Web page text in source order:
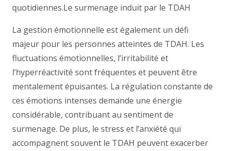
quotidiennes.Le surmenage induit par le TDAH
La gestion émotionnelle est également un défi
majeur pour les personnes atteintes de TDAH. Les
fluctuations émotionnelles, l’irritabilité et
l’hyperréactivité sont fréquentes et peuvent être
mentalement épuisantes. La régulation constante de
ces émotions intenses demande une énergie
considérable, contribuant au sentiment de
surmenage. De plus, le stress et l’anxiété qui
accompagnent souvent le TDAH peuvent exacerber